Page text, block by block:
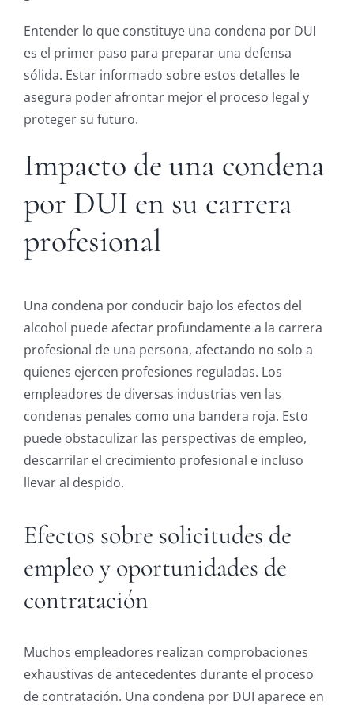
Entender lo que constituye una condena por DUI
es el primer paso para preparar una defensa
sólida. Estar informado sobre estos detalles le
asegura poder afrontar mejor el proceso legal y
proteger su futuro.
Impacto de una condena
por DUI en su carrera
profesional
Una condena por conducir bajo los efectos del
alcohol puede afectar profundamente a la carrera
profesional de una persona, afectando no solo a
quienes ejercen profesiones reguladas. Los
empleadores de diversas industrias ven las
condenas penales como una bandera roja. Esto
puede obstaculizar las perspectivas de empleo,
descarrilar el crecimiento profesional e incluso
llevar al despido.
Efectos sobre solicitudes de
empleo y oportunidades de
contratación
Muchos empleadores realizan comprobaciones
exhaustivas de antecedentes durante el proceso
de contratación. Una condena por DUI aparece en